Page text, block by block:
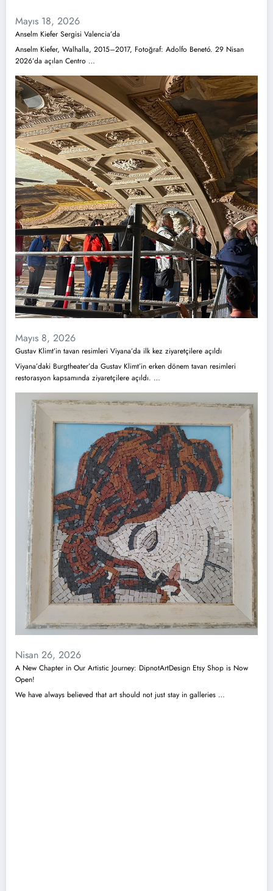
Mayıs 18, 2026
Anselm Kiefer Sergisi Valencia’da
Anselm Kiefer, Walhalla, 2015–2017, Fotoğraf: Adolfo Benetó. 29 Nisan
2026’da açılan Centro …
Mayıs 8, 2026
Gustav Klimt’in tavan resimleri Viyana’da ilk kez ziyaretçilere açıldı
Viyana’daki Burgtheater’da Gustav Klimt’in erken dönem tavan resimleri
restorasyon kapsamında ziyaretçilere açıldı. …
Nisan 26, 2026
A New Chapter in Our Artistic Journey: DipnotArtDesign Etsy Shop is Now
Open!
We have always believed that art should not just stay in galleries …